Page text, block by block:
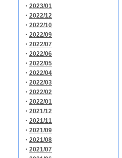
・ 2023/01
・ 2022/12
・ 2022/10
・ 2022/09
・ 2022/07
・ 2022/06
・ 2022/05
・ 2022/04
・ 2022/03
・ 2022/02
・ 2022/01
・ 2021/12
・ 2021/11
・ 2021/09
・ 2021/08
・ 2021/07